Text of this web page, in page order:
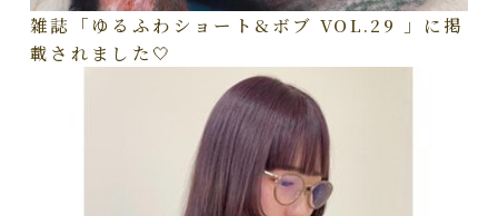
雑誌「ゆるふわショート&ボブ VOL.29 」に掲
載されました🤍